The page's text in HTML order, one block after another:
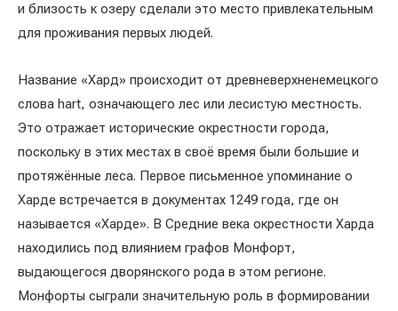
и близость к озеру сделали это место привлекательным
для проживания первых людей.
Название «Хард» происходит от древневерхненемецкого
слова hart, означающего лес или лесистую местность.
Это отражает исторические окрестности города,
поскольку в этих местах в своё время были большие и
протяжённые леса. Первое письменное упоминание о
Харде встречается в документах 1249 года, где он
называется «Харде». В Средние века окрестности Харда
находились под влиянием графов Монфорт,
выдающегося дворянского рода в этом регионе.
Монфорты сыграли значительную роль в формировании